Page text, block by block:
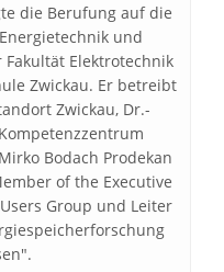
die Berufung auf die
und
Fakultät Elektrotechnik
Zwickau. Er betreibt
Zwickau, Dr.-
Bodach Prodekan
of the Executive
Group und Leiter